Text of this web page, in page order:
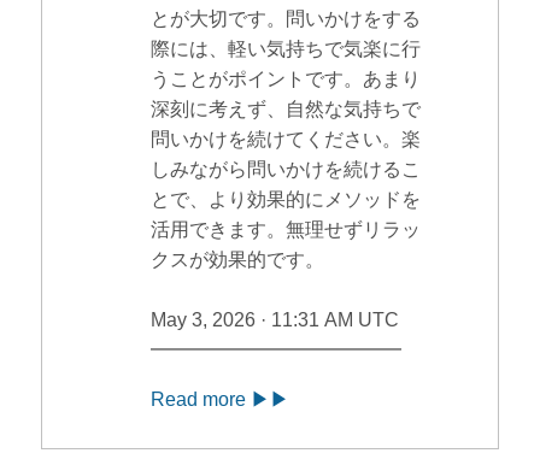
とが大切です。問いかけをする
際には、軽い気持ちで気楽に行
うことがポイントです。あまり
深刻に考えず、自然な気持ちで
問いかけを続けてください。楽
しみながら問いかけを続けるこ
とで、より効果的にメソッドを
活用できます。無理せずリラッ
クスが効果的です。
May 3, 2026 · 11:31 AM UTC
━━━━━━━━━━━━━
Read more ▶▶